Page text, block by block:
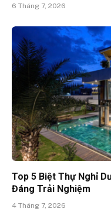
6 Tháng 7, 2026
Top 5 Biệt Thự Nghỉ
Đáng Trải Nghiệm
4 Tháng 7, 2026